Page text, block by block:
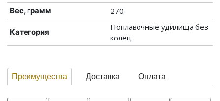
Вес, грамм 270
Категория
Поплавочные удилища без
колец
Преимущества Доставка Оплата